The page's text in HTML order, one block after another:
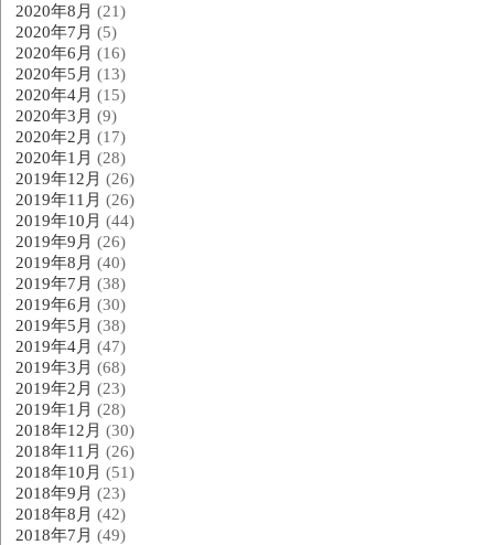
2020年8月 (21)
2020年7月 (5)
2020年6月 (16)
2020年5月 (13)
2020年4月 (15)
2020年3月 (9)
2020年2月 (17)
2020年1月 (28)
2019年12月 (26)
2019年11月 (26)
2019年10月 (44)
2019年9月 (26)
2019年8月 (40)
2019年7月 (38)
2019年6月 (30)
2019年5月 (38)
2019年4月 (47)
2019年3月 (68)
2019年2月 (23)
2019年1月 (28)
2018年12月 (30)
2018年11月 (26)
2018年10月 (51)
2018年9月 (23)
2018年8月 (42)
2018年7月 (49)